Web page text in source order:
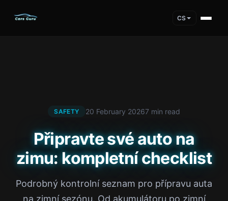
CS
SAFETY 20 February 20267 min read
Připravte své auto na
zimu: kompletní checklist
Podrobný kontrolní seznam pro přípravu auta
na zimní sezónu. Od akumulátoru po zimní